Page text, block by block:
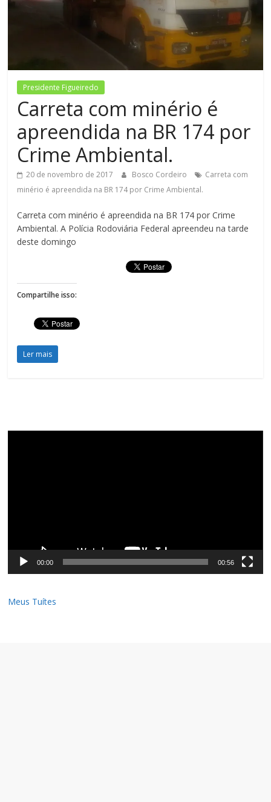
Figueiredo
Presidente Figueiredo
Carreta com minério é
apreendida na BR 174 por
Crime Ambiental.
20 de novembro de 2017 Bosco Cordeiro
Carreta com
minério é apreendida na BR 174 por Crime Ambiental.
Carreta com minério é apreendida na BR 174 por Crime
Ambiental. A Polícia Rodoviária Federal apreendeu na tarde
deste domingo
Compartilhe isso:
Ler mais
00:00 00:56
Meus Tuítes